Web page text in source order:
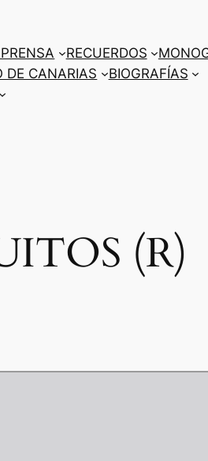
RECUERDOS
DE CANARIAS
BIOGRAFÍAS
(R)